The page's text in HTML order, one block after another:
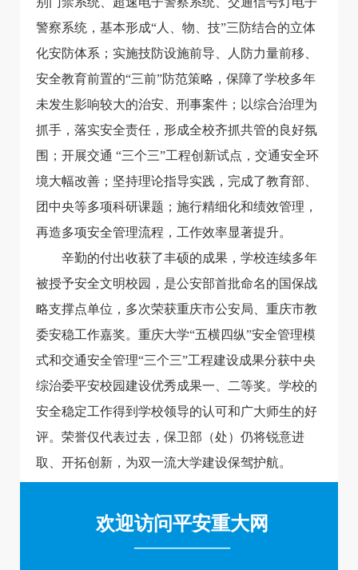
警察系统，基本形成“人、物、技”三防结合的立体
化安防体系；实施技防设施前导、人防力量前移、
安全教育前置的“三前”防范策略，保障了学校多年
未发生影响较大的治安、刑事案件；以综合治理为
抓手，落实安全责任，形成全校齐抓共管的良好氛
围；开展交通 “三个三”工程创新试点，交通安全环
境大幅改善；坚持理论指导实践，完成了教育部、
团中央等多项科研课题；施行精细化和绩效管理，
再造多项安全管理流程，工作效率显著提升。
辛勤的付出收获了丰硕的成果，学校连续多年
被授予安全文明校园，是公安部首批命名的国保战
略支撑点单位，多次荣获重庆市公安局、重庆市教
委安稳工作嘉奖。重庆大学“五横四纵”安全管理模
式和交通安全管理“三个三”工程建设成果分获中央
综治委平安校园建设优秀成果一、二等奖。学校的
安全稳定工作得到学校领导的认可和广大师生的好
评。荣誉仅代表过去，保卫部（处）仍将锐意进
取、开拓创新，为双一流大学建设保驾护航。
欢迎访问平安重大网